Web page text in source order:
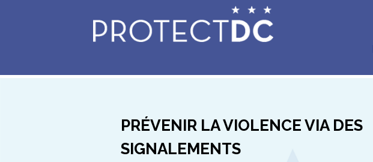
PRÉVENIR LA VIOLENCE VIA DES
SIGNALEMENTS